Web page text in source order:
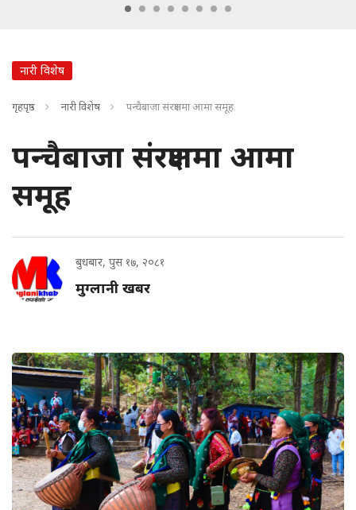
नारी विशेष
गृहपृष्ठ नारी विशेष पन्चैबाजा संरक्षणमा आमा समूह
पन्चैबाजा संरक्षणमा आमा
समूह
बुधबार, पुस १७, २०८१
मुग्लानी खबर